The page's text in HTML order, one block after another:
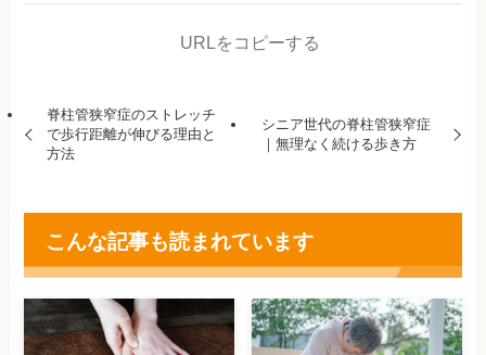
URLをコピーする
脊柱管狭窄症のストレッチ
で歩行距離が伸びる理由と
方法
シニア世代の脊柱管狭窄症
｜無理なく続ける歩き方
こんな記事も読まれています